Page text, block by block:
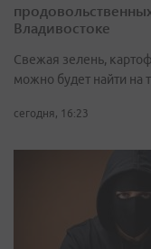
Владивостоке
Свежая зелень,
можно будет найти на
сегодня, 16:23